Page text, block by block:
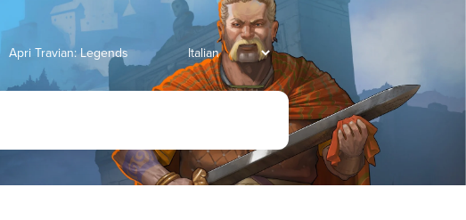
Apri Travian: Legends